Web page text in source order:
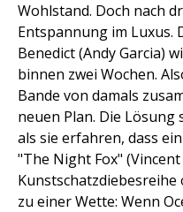
Wohlstand. Doch nach
Entspannung im Luxus.
Benedict (Andy Garcia)
binnen zwei Wochen.
Bande von damals
neuen Plan. Die Lösung
als sie erfahren, dass
"The Night Fox" (Vincent
zu einer Wette: Wenn